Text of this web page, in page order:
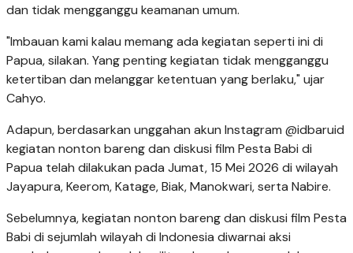
dan tidak mengganggu keamanan umum.
"Imbauan kami kalau memang ada kegiatan seperti ini di
Papua, silakan. Yang penting kegiatan tidak mengganggu
ketertiban dan melanggar ketentuan yang berlaku," ujar
Cahyo.
Adapun, berdasarkan unggahan akun Instagram @idbaruid
kegiatan nonton bareng dan diskusi film Pesta Babi di
Papua telah dilakukan pada Jumat, 15 Mei 2026 di wilayah
Jayapura, Keerom, Katage, Biak, Manokwari, serta Nabire.
Sebelumnya, kegiatan nonton bareng dan diskusi film Pesta
Babi di sejumlah wilayah di Indonesia diwarnai aksi